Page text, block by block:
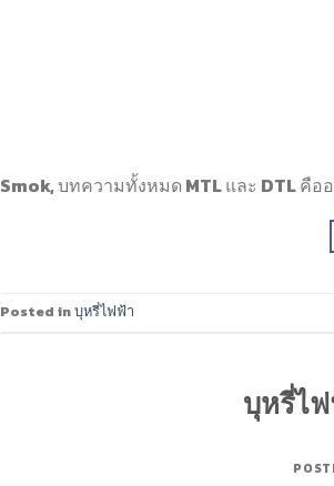
Smok, บทความทั้งหมด MTL และ DTL คือ
Posted inบุหรี่ไฟฟ้า
บุหรี่ไ